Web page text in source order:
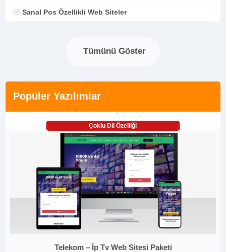
Sanal Pos Özellikli Web Siteler
Tümünü Göster
Popüler Yazılımlar
Çoklu Dil Özelliği
Telekom – İp Tv Web Sitesi Paketi